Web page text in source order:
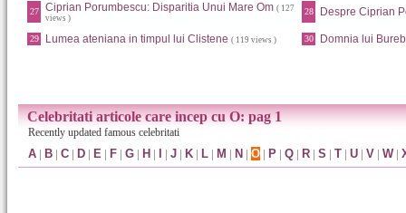
27 Ciprian Porumbescu: Disparitia Unui Mare Om ( 127
views )
28 Despre Ciprian
29 Lumea ateniana in timpul lui Clistene ( 119 views ) 30 Domnia lui
Celebritati articole care incep cu O: pag 1
Recently updated famous celebritati
A | B | C | D | E | F | G | H | | J | K | L | M | N | O | P | Q | R | S | T | U | V | W|